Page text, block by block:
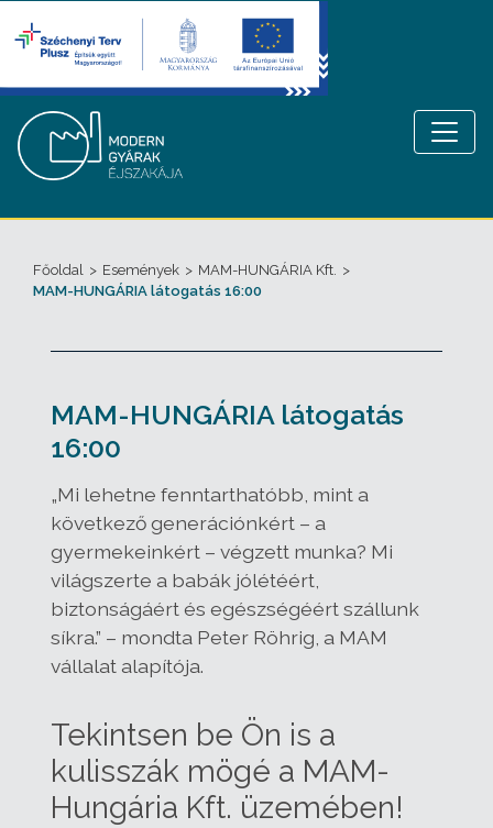
Főoldal > Események > MAM-HUNGÁRIA Kft. >
MAM-HUNGÁRIA látogatás 16:00
MAM-HUNGÁRIA látogatás
16:00
„Mi lehetne fenntarthatóbb, mint a
következő generációnkért – a
gyermekeinkért – végzett munka? Mi
világszerte a babák jólétéért,
biztonságáért és egészségéért szállunk
síkra.” – mondta Peter Röhrig, a MAM
vállalat alapítója.
Tekintsen be Ön is a
kulisszák mögé a MAM-
Hungária Kft. üzemében!